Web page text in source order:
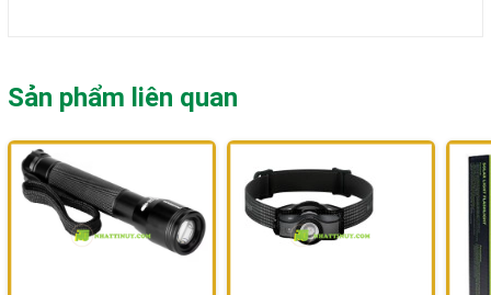
Sản phẩm liên quan